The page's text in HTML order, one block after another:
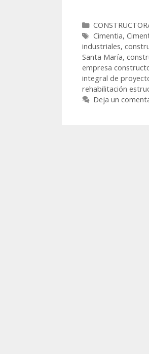
Cimentia,
industriales,
Santa María,
empresa
integral de
rehabilitación
Deja un